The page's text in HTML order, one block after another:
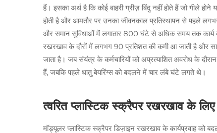
हैं। इसका अर्थ है कि कोई बाहरी ग्रीज़ बिंदु नहीं होते हैं जो गीले
होती है और आमतौर पर उनका जीवनकाल प्रतिस्थापन से पहले
और समान सुविधाओं में लगातार 800 घंटे से अधिक समय तक कार्य
रखरखाव के दौरों में लगभग 90 प्रतिशत की कमी आ जाती है और
जाता है। जब संयंत्र के कर्मचारियों को अप्रत्याशित अवरोध के
हैं, जबकि पहले धातु बेयरिंग्स को बदलने में चार लंबे घंटे लगते थे।
त्वरित प्लास्टिक स्क्रैपर रखरखाव के
मॉड्यूलर प्लास्टिक स्क्रैपर डिज़ाइन रखरखाव के कार्यप्रवाह को